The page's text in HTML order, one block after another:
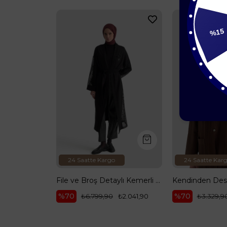
24 Saatte Kargo
File ve Broş Detaylı Kemerli Uzun Hırka Siyah 25KT561
%70
₺2.041,90
₺6.799,90
24 Saatte
%70
%15